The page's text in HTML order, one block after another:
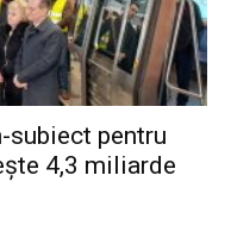
subiect pentru
4,3 miliarde